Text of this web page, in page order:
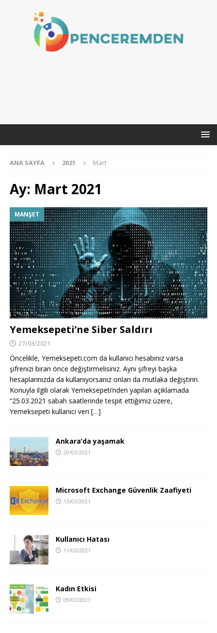
ANA SAYFA 2021 Mart
Ay: Mart 2021
MANŞET
Yemeksepeti’ne Siber Saldırı
27/03/2021
Öncelikle, Yemeksepeti.com da kullanıcı hesabınız varsa
şifrenizi biran önce değiştirmelisiniz. Aynı şifreyi başka
hesaplarınızda da kullanıyorsanız onları da mutlaka değiştirin.
Konuyla ilgili olarak Yemeksepeti’nden yapılan açıklamada
“25.03.2021 sabah saatlerinde tespit ettiğimiz üzere,
Yemeksepeti kullanıcı veri […]
Ankara’da yaşamak
20/03/2021
Microsoft Exchange Güvenlik Zaafiyeti
13/03/2021
Kullanıcı Hatası
11/03/2021
Kadın Etkisi
09/03/2021